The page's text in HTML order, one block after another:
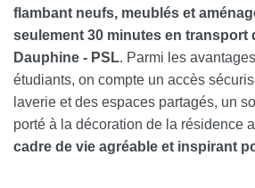
flambant neufs, meublés et
seulement 30 minutes en transport
Dauphine - PSL. Parmi les
étudiants, on compte un accès
laverie et des espaces partagés, un
porté à la décoration de la résidence
cadre de vie agréable et inspirant